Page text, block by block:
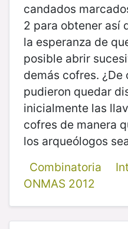
candados
2 para obtener así
la esperanza de
posible abrir
demás cofres. ¿De
pudieron quedar
inicialmente las
cofres de manera
los arqueólogos
Combinatoria
ONMAS 2012